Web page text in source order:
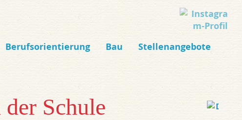
Berufsorientierung Bau Stellenangebote
Schule